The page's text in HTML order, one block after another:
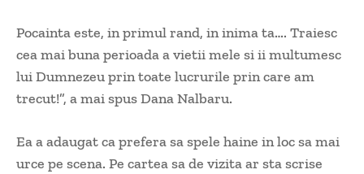
Pocainta este, in primul rand, in inima ta…. Traiesc
cea mai buna perioada a vietii mele si ii multumesc
lui Dumnezeu prin toate lucrurile prin care am
trecut!”, a mai spus Dana Nalbaru.
Ea a adaugat ca prefera sa spele haine in loc sa mai
urce pe scena. Pe cartea sa de vizita ar sta scrise